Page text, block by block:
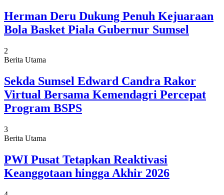
Herman Deru Dukung Penuh Kejuaraan
Bola Basket Piala Gubernur Sumsel
2
Berita Utama
Sekda Sumsel Edward Candra Rakor
Virtual Bersama Kemendagri Percepat
Program BSPS
3
Berita Utama
PWI Pusat Tetapkan Reaktivasi
Keanggotaan hingga Akhir 2026